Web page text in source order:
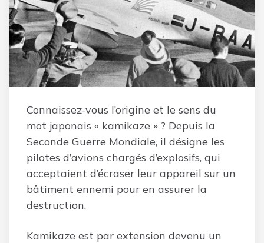
Connaissez-vous l’origine et le sens du
mot japonais « kamikaze » ? Depuis la
Seconde Guerre Mondiale, il désigne les
pilotes d’avions chargés d’explosifs, qui
acceptaient d’écraser leur appareil sur un
bâtiment ennemi pour en assurer la
destruction.
Kamikaze est par extension devenu un